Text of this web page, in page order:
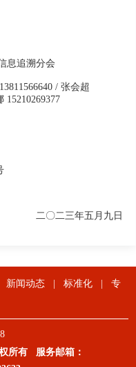
息追溯分会
/ 张会超
15210269377
二〇二三年五月九日
新闻动态 标准化
专
所有 服务邮箱：